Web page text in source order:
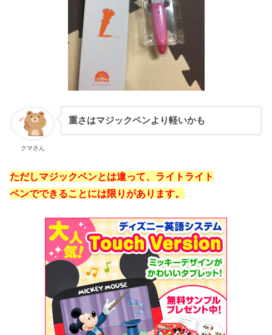
クマさん
重さはマジックペンより軽いかも
ただしマジックペンとは違って、ライトライト
ペンでできることには限りがあります。